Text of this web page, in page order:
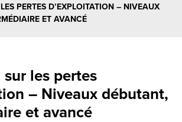
PERTES D’EXPLOITATION – NIVEAUX
ET AVANCÉ
les pertes
– Niveaux débutant,
et avancé